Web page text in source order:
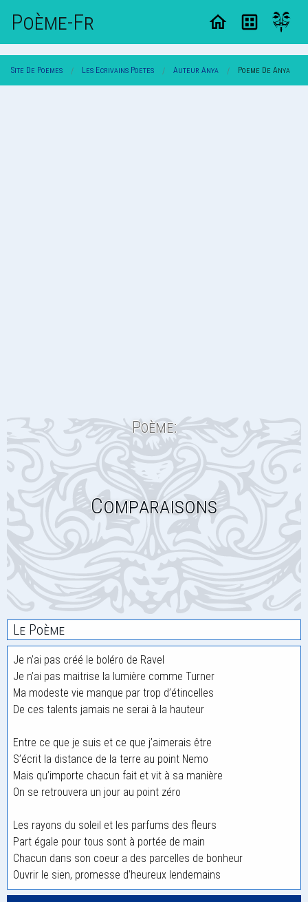
Poème-Fr
Site De Poemes Les Ecrivains Poetes Auteur Anya Poeme De Anya
Poème:
Comparaisons
Le Poème
Je n’ai pas créé le boléro de Ravel
Je n’ai pas maitrise la lumière comme Turner
Ma modeste vie manque par trop d’étincelles
De ces talents jamais ne serai à la hauteur
Entre ce que je suis et ce que j’aimerais être
S’écrit la distance de la terre au point Nemo
Mais qu’importe chacun fait et vit à sa manière
On se retrouvera un jour au point zéro
Les rayons du soleil et les parfums des fleurs
Part égale pour tous sont à portée de main
Chacun dans son coeur a des parcelles de bonheur
Ouvrir le sien, promesse d’heureux lendemains